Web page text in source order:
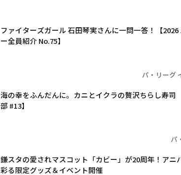
ファイターズガール 石田琴実さんに一問一答！【
ー全員紹介 No.75】
パ・リーグ
海の幸をふんだんに。カニとイクラの贅沢ちらし寿司
部 #13】
パ
鎌スタの愛されマスコット「カビー」が20周年！アニ
彩る限定グッズ＆イベント開催